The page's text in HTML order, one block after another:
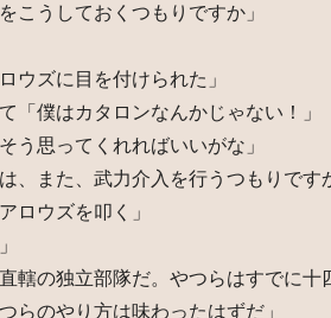
こうしておくつもりですか」
ウズに目を付けられた」
「僕はカタロンなんかじゃない！」
う思ってくれればいいがな」
、また、武力介入を行うつもりです
ロウズを叩く」
轄の独立部隊だ。やつらはすでに
らのやり方は味わったはずだ」